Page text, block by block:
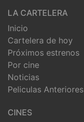
LA CARTELERA
Inicio
Cartelera de hoy
Próximos estrenos
Por cine
Noticias
Peliculas Anteriores
CINES